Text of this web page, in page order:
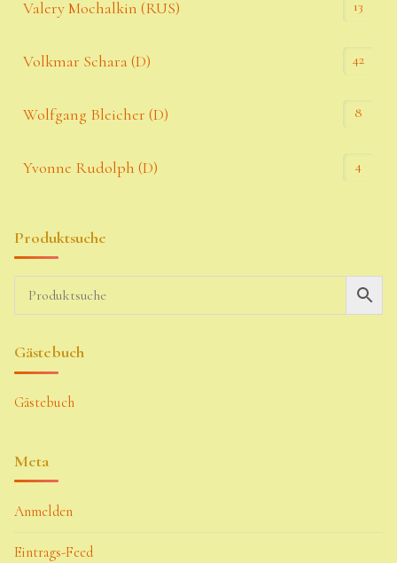
Valery Mochalkin (RUS) 13
Volkmar Schara (D) 42
Wolfgang Bleicher (D) 8
Yvonne Rudolph (D) 4
Produktsuche
Gästebuch
Gästebuch
Meta
Anmelden
Eintrags-Feed